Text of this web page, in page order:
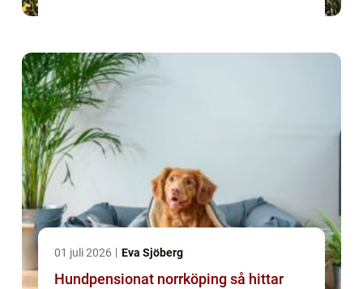
01 juli 2026 Eva Sjöberg
Hundpensionat norrköping så hittar